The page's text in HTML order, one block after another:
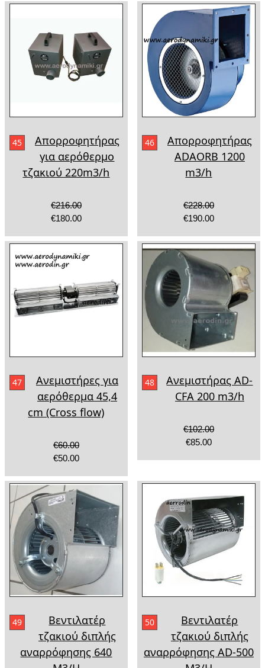
45
Απορροφητήρας
για αερόθερμο
τζακιού 220m3/h
€216.00
€180.00
46
Απορροφητήρας
ADAORB 1200
m3/h
€228.00
€190.00
47
Ανεμιστήρες για
αερόθερμα 45,4
cm (Cross flow)
€60.00
€50.00
48
Ανεμιστήρας AD-
CFA 200 m3/h
€102.00
€85.00
49
Βεντιλατέρ
τζακιού διπλής
αναρρόφησης 640
50
Βεντιλατέρ
τζακιού διπλής
αναρρόφησης AD-500